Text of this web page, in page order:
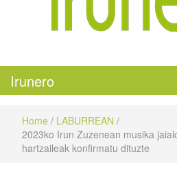
Irunero
Home / LABURREAN /
2023ko Irun Zuzenean musika
hartzaileak konfirmatu dituzte